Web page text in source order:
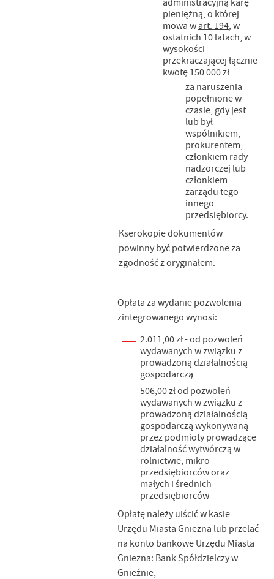
administracyjną karę
pieniężną, o której
mowa w art. 194, w
ostatnich 10 latach, w
wysokości
przekraczającej łącznie
kwotę 150 000 zł
za naruszenia
popełnione w
czasie, gdy jest
lub był
wspólnikiem,
prokurentem,
członkiem rady
nadzorczej lub
członkiem
zarządu tego
innego
przedsiębiorcy.
Kserokopie dokumentów
powinny być potwierdzone za
zgodność z oryginałem.
Opłata za wydanie pozwolenia
zintegrowanego wynosi:
2.011,00 zł - od pozwoleń
wydawanych w związku z
prowadzoną działalnością
gospodarczą
506,00 zł od pozwoleń
wydawanych w związku z
prowadzoną działalnością
gospodarczą wykonywaną
przez podmioty prowadzące
działalność wytwórczą w
rolnictwie, mikro
przedsiębiorców oraz
małych i średnich
przedsiębiorców
Opłatę należy uiścić w kasie
Urzędu Miasta Gniezna lub przelać
na konto bankowe Urzędu Miasta
Gniezna: Bank Spółdzielczy w
Gnieźnie,